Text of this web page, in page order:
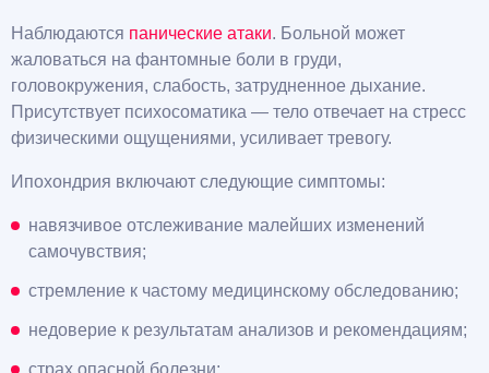
Наблюдаются панические атаки. Больной может
жаловаться на фантомные боли в груди,
головокружения, слабость, затрудненное дыхание.
Присутствует психосоматика — тело отвечает на стресс
физическими ощущениями, усиливает тревогу.
Ипохондрия включают следующие симптомы:
навязчивое отслеживание малейших изменений
самочувствия;
стремление к частому медицинскому обследованию;
недоверие к результатам анализов и рекомендациям;
страх опасной болезни;